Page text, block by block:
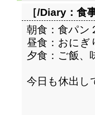
［/Diary： 食
朝食：食パン
昼食：おにぎ
夕食：ご飯、
今日も休出し